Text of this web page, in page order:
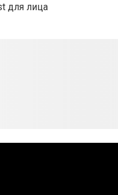
для лица